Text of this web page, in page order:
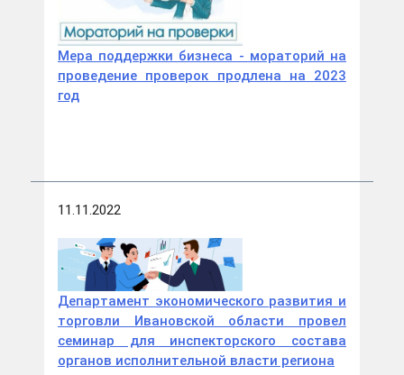
Мера поддержки бизнеса - мораторий на
проведение проверок продлена на 2023
год
11.11.2022
Департамент экономического развития и
торговли Ивановской области провел
семинар для инспекторского состава
органов исполнительной власти региона